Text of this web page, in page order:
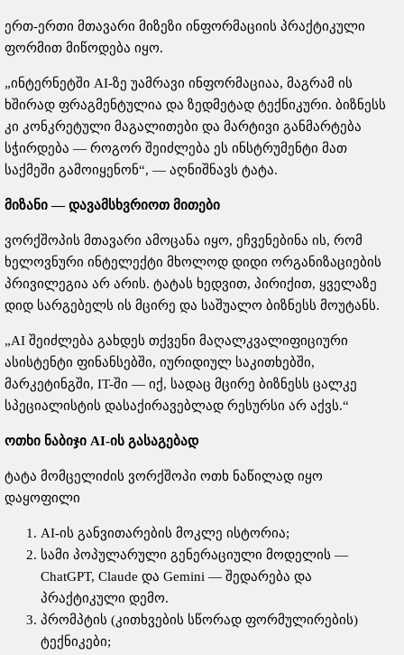
ერთ-ერთი მთავარი მიზეზი ინფორმაციის პრაქტიკული
ფორმით მიწოდება იყო.
„ინტერნეტში AI-ზე უამრავი ინფორმაციაა, მაგრამ ის
ხშირად ფრაგმენტულია და ზედმეტად ტექნიკური. ბიზნესს
კი კონკრეტული მაგალითები და მარტივი განმარტება
სჭირდება — როგორ შეიძლება ეს ინსტრუმენტი მათ
საქმეში გამოიყენონ“, — აღნიშნავს ტატა.
მიზანი — დავამსხვრიოთ მითები
ვორქშოპის მთავარი ამოცანა იყო, ეჩვენებინა ის, რომ
ხელოვნური ინტელექტი მხოლოდ დიდი ორგანიზაციების
პრივილეგია არ არის. ტატას ხედვით, პირიქით, ყველაზე
დიდ სარგებელს ის მცირე და საშუალო ბიზნესს მოუტანს.
„AI შეიძლება გახდეს თქვენი მაღალკვალიფიციური
ასისტენტი ფინანსებში, იურიდიულ საკითხებში,
მარკეტინგში, IT-ში — იქ, სადაც მცირე ბიზნესს ცალკე
სპეციალისტის დასაქირავებლად რესურსი არ აქვს.“
ოთხი ნაბიჯი AI-ის გასაგებად
ტატა მომცელიძის ვორქშოპი ოთხ ნაწილად იყო
დაყოფილი
AI-ის განვითარების მოკლე ისტორია;
სამი პოპულარული გენერაციული მოდელის —
ChatGPT, Claude და Gemini — შედარება და
პრაქტიკული დემო.
პრომპტის (კითხვების სწორად ფორმულირების)
ტექნიკები;